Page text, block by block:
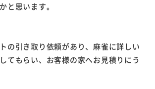
と思います。
の引き取り依頼があり、麻雀に詳しい
てもらい、お客様の家へお見積りにう